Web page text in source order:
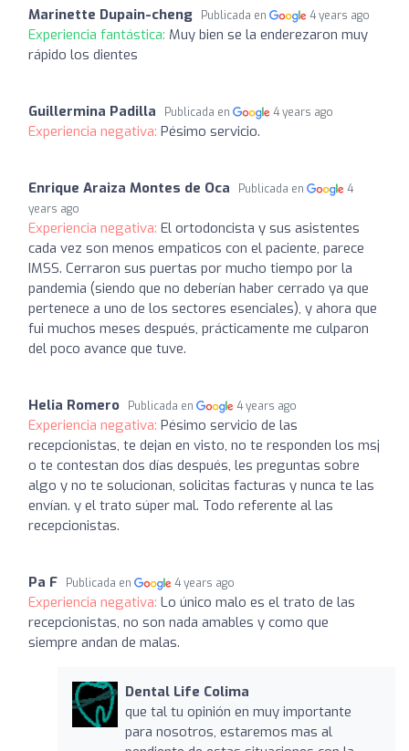
Marinette Dupain-cheng Publicada en 4 years ago
Experiencia fantástica: Muy bien se la enderezaron muy
rápido los dientes
Guillermina Padilla Publicada en 4 years ago
Experiencia negativa: Pésimo servicio.
Enrique Araiza Montes de Oca Publicada en
4
years ago
Experiencia negativa: El ortodoncista y sus asistentes
cada vez son menos empaticos con el paciente, parece
IMSS. Cerraron sus puertas por mucho tiempo por la
pandemia (siendo que no deberían haber cerrado ya que
pertenece a uno de los sectores esenciales), y ahora que
fui muchos meses después, prácticamente me culparon
del poco avance que tuve.
Helia Romero Publicada en 4 years ago
Experiencia negativa: Pésimo servicio de las
recepcionistas, te dejan en visto, no te responden los msj
o te contestan dos días después, les preguntas sobre
algo y no te solucionan, solicitas facturas y nunca te las
envían. y el trato súper mal. Todo referente al las
recepcionistas.
Pa F Publicada en 4 years ago
Experiencia negativa: Lo único malo es el trato de las
recepcionistas, no son nada amables y como que
siempre andan de malas.
Dental Life Colima
que tal tu opinión en muy importante
para nosotros, estaremos mas al